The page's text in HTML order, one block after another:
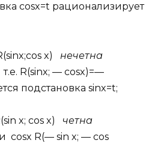
cosx=t рационализирует
x)
нечетна
т.е. R(sinx; — cosx)=—
подстановка sinx=t;
x; cos x) четна
cosx R(— sin x; — cos